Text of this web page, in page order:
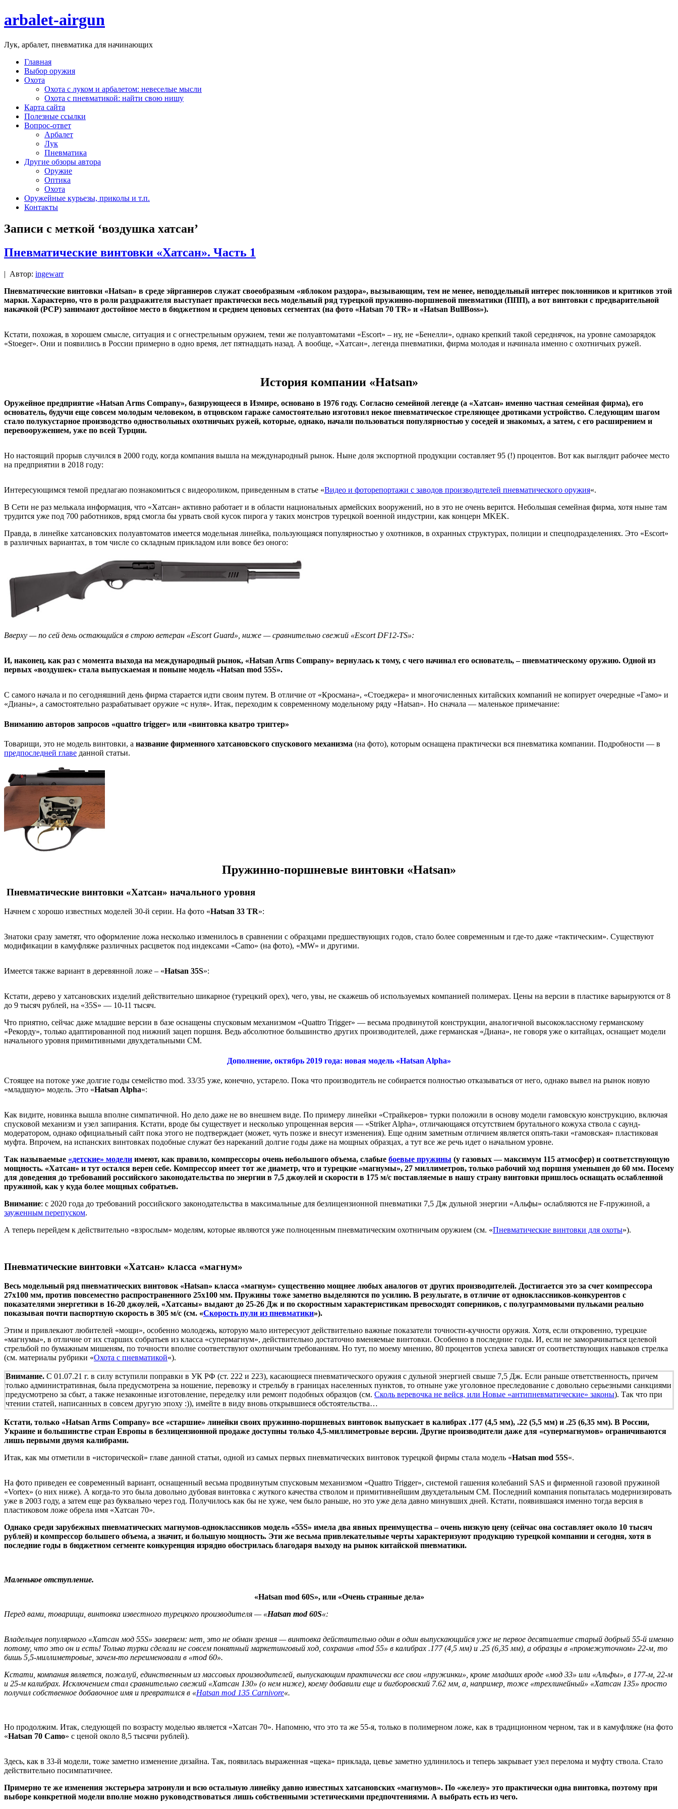
arbalet-airgun
Лук, арбалет, пневматика для начинающих
Главная
Выбор оружия
Охота
Охота с луком и арбалетом: невеселые мысли
Охота с пневматикой: найти свою нишу
Карта сайта
Полезные ссылки
Вопрос-ответ
Арбалет
Лук
Пневматика
Другие обзоры автора
Оружие
Оптика
Охота
Оружейные курьезы, приколы и т.п.
Контакты
Записи с меткой ‘воздушка хатсан’
Пневматические винтовки «Хатсан». Часть 1
| Автор: ingewarr
Пневматические винтовки «Hatsan» в среде эйрганнеров служат своеобразным «яблоком раздора», вызывающим, тем не менее, неподдельный интерес поклонников и критиков этой
марки. Характерно, что в роли раздражителя выступает практически весь модельный ряд турецкой пружинно-поршневой пневматики (ППП), а вот винтовки с предварительной
накачкой (PCP) занимают достойное место в бюджетном и среднем ценовых сегментах (на фото «Hatsan 70 TR» и «Hatsan BullBoss»).
Кстати, похожая, в хорошем смысле, ситуация и с огнестрельным оружием, теми же полуавтоматами «Escort» – ну, не «Бенелли», однако крепкий такой середнячок, на уровне самозарядок
«Stoeger». Они и появились в России примерно в одно время, лет пятнадцать назад. А вообще, «Хатсан», легенда пневматики, фирма молодая и начинала именно с охотничьих ружей.
История компании «Hatsan»
Оружейное предприятие «Hatsan Arms Company», базирующееся в Измире, основано в 1976 году. Согласно семейной легенде (а «Хатсан» именно частная семейная фирма), его
основатель, будучи еще совсем молодым человеком, в отцовском гараже самостоятельно изготовил некое пневматическое стреляющее дротиками устройство. Следующим шагом
стало полукустарное производство одноствольных охотничьих ружей, которые, однако, начали пользоваться популярностью у соседей и знакомых, а затем, с его расширением и
перевооружением, уже по всей Турции.
Но настоящий прорыв случился в 2000 году, когда компания вышла на международный рынок. Ныне доля экспортной продукции составляет 95 (!) процентов. Вот как выглядит рабочее место
на предприятии в 2018 году:
Интересующимся темой предлагаю познакомиться с видеороликом, приведенным в статье «Видео и фоторепортажи с заводов производителей пневматического оружия«.
В Сети не раз мелькала информация, что «Хатсан» активно работает и в области национальных армейских вооружений, но в это не очень верится. Небольшая семейная фирма, хотя ныне там
трудится уже под 700 работников, вряд смогла бы урвать свой кусок пирога у таких монстров турецкой военной индустрии, как концерн MKEK.
Правда, в линейке хатсановских полуавтоматов имеется модельная линейка, пользующаяся популярностью у охотников, в охранных структурах, полиции и спецподразделениях. Это «Escort»
в различных вариантах, в том числе со складным прикладом или вовсе без оного:
Вверху — по сей день остающийся в строю ветеран «Escort Guard», ниже — сравнительно свежий «Escort DF12-TS»:
И, наконец, как раз с момента выхода на международный рынок, «Hatsan Arms Company» вернулась к тому, с чего начинал его основатель, – пневматическому оружию. Одной из
первых «воздушек» стала выпускаемая и поныне модель «Hatsan mod 55S».
С самого начала и по сегодняшний день фирма старается идти своим путем. В отличие от «Кросмана», «Стоеджера» и многочисленных китайских компаний не копирует очередные «Гамо» и
«Дианы», а самостоятельно разрабатывает оружие «с нуля». Итак, переходим к современному модельному ряду «Hatsan». Но сначала — маленькое примечание:
Вниманию авторов запросов «quattro trigger» или «винтовка кватро триггер»
Товарищи, это не модель винтовки, а название фирменного хатсановского спускового механизма (на фото), которым оснащена практически вся пневматика компании. Подробности — в
предпоследней главе данной статьи.
Пружинно-поршневые винтовки «Hatsan»
Пневматические винтовки «Хатсан» начального уровня
Начнем с хорошо известных моделей 30-й серии. На фото «Hatsan 33 TR»:
Знатоки сразу заметят, что оформление ложа несколько изменилось в сравнении с образцами предшествующих годов, стало более современным и где-то даже «тактическим». Существуют
модификации в камуфляже различных расцветок под индексами «Camo» (на фото), «MW» и другими.
Имеется также вариант в деревянной ложе – «Hatsan 35S»:
Кстати, дерево у хатсановских изделий действительно шикарное (турецкий орех), чего, увы, не скажешь об используемых компанией полимерах. Цены на версии в пластике варьируются от 8
до 9 тысяч рублей, на «35S» — 10-11 тысяч.
Что приятно, сейчас даже младшие версии в базе оснащены спусковым механизмом «Quattro Trigger» — весьма продвинутой конструкции, аналогичной высококлассному германскому
«Рекорду», только адаптированной под нижний зацеп поршня. Ведь абсолютное большинство других производителей, даже германская «Диана», не говоря уже о китайцах, оснащает модели
начального уровня примитивными двухдетальными СМ.
Дополнение, октябрь 2019 года: новая модель «Hatsan Alpha»
Стоящее на потоке уже долгие годы семейство mod. 33/35 уже, конечно, устарело. Пока что производитель не собирается полностью отказываться от него, однако вывел на рынок новую
«младшую» модель. Это «Hatsan Alpha«:
Как видите, новинка вышла вполне симпатичной. Но дело даже не во внешнем виде. По примеру линейки «Страйкеров» турки положили в основу модели гамовскую конструкцию, включая
спусковой механизм и узел запирания. Кстати, вроде бы существует и несколько упрощенная версия — «Striker Alpha», отличающаяся отсутствием брутального кожуха ствола с саунд-
модератором, однако официальный сайт пока этого не подтверждает (может, чуть позже и внесут изменения). Еще одним заметным отличием является опять-таки «гамовская» пластиковая
муфта. Впрочем, на испанских винтовках подобные служат без нареканий долгие годы даже на мощных образцах, а тут все же речь идет о начальном уровне.
Так называемые «детские» модели имеют, как правило, компрессоры очень небольшого объема, слабые боевые пружины (у газовых — максимум 115 атмосфер) и соответствующую
мощность. «Хатсан» и тут остался верен себе. Компрессор имеет тот же диаметр, что и турецкие «магнумы», 27 миллиметров, только рабочий ход поршня уменьшен до 60 мм. Посему
для доведения до требований российского законодательства по энергии в 7,5 джоулей и скорости в 175 м/с поставляемые в нашу страну винтовки пришлось оснащать ослабленной
пружиной, как у куда более мощных собратьев.
Внимание: с 2020 года до требований российского законодательства в максимальные для безлицензионной пневматики 7,5 Дж дульной энергии «Альфы» ослабляются не F-пружиной, а
зауженным перепуском.
А теперь перейдем к действительно «взрослым» моделям, которые являются уже полноценным пневматическим охотничьим оружием (см. «Пневматические винтовки для охоты»).
Пневматические винтовки «Хатсан» класса «магнум»
Весь модельный ряд пневматических винтовок «Hatsan» класса «магнум» существенно мощнее любых аналогов от других производителей. Достигается это за счет компрессора
27х100 мм, против повсеместно распространенного 25х100 мм. Пружины тоже заметно выделяются по усилию. В результате, в отличие от одноклассников-конкурентов с
показателями энергетики в 16-20 джоулей, «Хатсаны» выдают до 25-26 Дж и по скоростным характеристикам превосходят соперников, с полуграммовыми пульками реально
показывая почти паспортную скорость в 305 м/с (см. «Скорость пули из пневматики»).
Этим и привлекают любителей «мощи», особенно молодежь, которую мало интересуют действительно важные показатели точности-кучности оружия. Хотя, если откровенно, турецкие
«магнумы», в отличие от их старших собратьев из класса «супермагнум», действительно достаточно вменяемые винтовки. Особенно в последние годы. И, если не заморачиваться целевой
стрельбой по бумажным мишеням, по точности вполне соответствуют охотничьим требованиям. Но тут, по моему мнению, 80 процентов успеха зависят от соответствующих навыков стрелка
(см. материалы рубрики «Охота с пневматикой«).
Внимание. С 01.07.21 г. в силу вступили поправки в УК РФ (ст. 222 и 223), касающиеся пневматического оружия с дульной энергией свыше 7,5 Дж. Если раньше ответственность, причем
только административная, была предусмотрена за ношение, перевозку и стрельбу в границах населенных пунктов, то отныне уже уголовное преследование с довольно серьезными санкциями
предусмотрено за сбыт, а также незаконные изготовление, переделку или ремонт подобных образцов (см. Сколь веревочка не вейся, или Новые «антипневматические» законы). Так что при
чтении статей, написанных в совсем другую эпоху :)), имейте в виду вновь открывшиеся обстоятельства…
Кстати, только «Hatsan Arms Company» все «старшие» линейки своих пружинно-поршневых винтовок выпускает в калибрах .177 (4,5 мм), .22 (5,5 мм) и .25 (6,35 мм). В России,
Украине и большинстве стран Европы в безлицензионной продаже доступны только 4,5-миллиметровые версии. Другие производители даже для «супермагнумов» ограничиваются
лишь первыми двумя калибрами.
Итак, как мы отметили в «исторической» главе данной статьи, одной из самых первых пневматических винтовок турецкой фирмы стала модель «Hatsan mod 55S«.
На фото приведен ее современный вариант, оснащенный весьма продвинутым спусковым механизмом «Quattro Trigger», системой гашения колебаний SAS и фирменной газовой пружиной
«Vortex» (о них ниже). А когда-то это была довольно дубовая винтовка с жуткого качества стволом и примитивнейшим двухдетальным СМ. Последний компания попыталась модернизировать
уже в 2003 году, а затем еще раз буквально через год. Получилось как бы не хуже, чем было раньше, но это уже дела давно минувших дней. Кстати, появившаяся именно тогда версия в
пластиковом ложе обрела имя «Хатсан 70».
Однако среди зарубежных пневматических магнумов-одноклассников модель «55S» имела два явных преимущества – очень низкую цену (сейчас она составляет около 10 тысяч
рублей) и компрессор большего объема, а значит, и большую мощность. Эти же весьма привлекательные черты характеризуют продукцию турецкой компании и сегодня, хотя в
последние годы в бюджетном сегменте конкуренция изрядно обострилась благодаря выходу на рынок китайской пневматики.
Маленькое отступление.
«Hatsan mod 60S», или «Очень странные дела»
Перед вами, товарищи, винтовка известного турецкого производителя — «Hatsan mod 60S«:
Владельцев популярного «Хатсан мод 55S» заверяем: нет, это не обман зрения — винтовка действительно один в один выпускающийся уже не первое десятилетие старый добрый 55-й именно
потому, что это он и есть! Только турки сделали не совсем понятный маркетинговый ход, сохранив «mod 55» в калибрах .177 (4,5 мм) и .25 (6,35 мм), а образцы в «промежуточном» 22-м, то
бишь 5,5-миллиметровые, зачем-то переименовали в «mod 60».
Кстати, компания является, пожалуй, единственным из массовых производителей, выпускающим практически все свои «пружинки», кроме младших вроде «мод 33» или «Альфы», в 177-м, 22-м
и 25-м калибрах. Исключением стал сравнительно свежий «Хатсан 130» (о нем ниже), коему добавили еще и бигборовский 7.62 мм, а, например, тоже «трехлинейный» «Хатсан 135» просто
получил собственное добавочное имя и превратился в «Hatsan mod 135 Carnivore«.
Но продолжим. Итак, следующей по возрасту моделью является «Хатсан 70». Напомню, что это та же 55-я, только в полимерном ложе, как в традиционном черном, так и в камуфляже (на фото
«Hatsan 70 Camo» с ценой около 8,5 тысячи рублей).
Здесь, как в 33-й модели, тоже заметно изменение дизайна. Так, появилась выраженная «щека» приклада, цевье заметно удлинилось и теперь закрывает узел перелома и муфту ствола. Стало
действительно посимпатичнее.
Примерно те же изменения экстерьера затронули и всю остальную линейку давно известных хатсановских «магнумов». По «железу» это практически одна винтовка, поэтому при
выборе конкретной модели вполне можно руководствоваться лишь собственными эстетическими предпочтениями. А выбрать есть из чего.